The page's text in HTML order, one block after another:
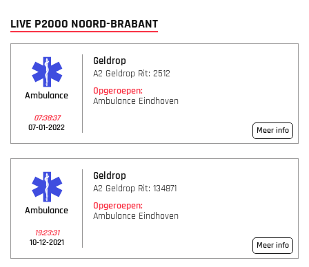
LIVE P2000 NOORD-BRABANT
Ambulance
07:38:37
07-01-2022
Geldrop
A2 Geldrop Rit: 2512
Opgeroepen:
Ambulance Eindhoven
Meer info
Ambulance
19:23:31
10-12-2021
Geldrop
A2 Geldrop Rit: 134871
Opgeroepen:
Ambulance Eindhoven
Meer info